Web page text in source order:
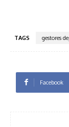
TAGS gestores
Facebook